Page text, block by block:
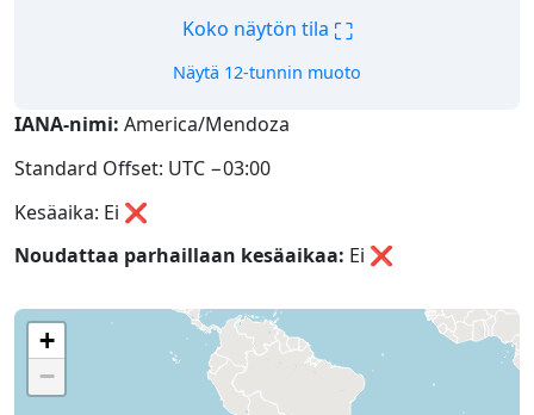
Koko näytön tila ⛶
Näytä 12-tunnin muoto
IANA-nimi: America/Mendoza
Standard Offset: UTC −03:00
Kesäaika: Ei ❌
Noudattaa parhaillaan kesäaikaa: Ei ❌
+
−